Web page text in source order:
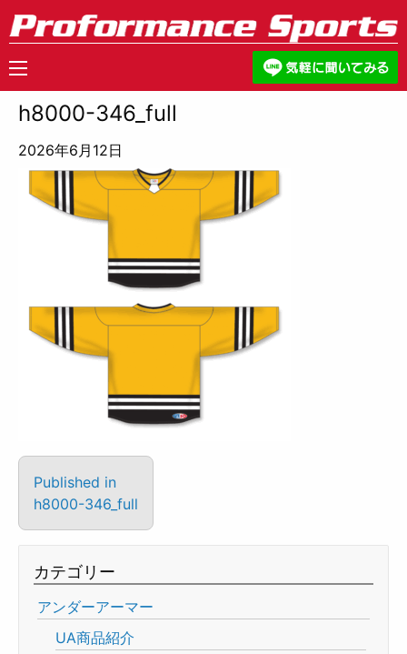
h8000-346_full
2026年6月12日
Published in
h8000-346_full
カテゴリー
アンダーアーマー
UA商品紹介